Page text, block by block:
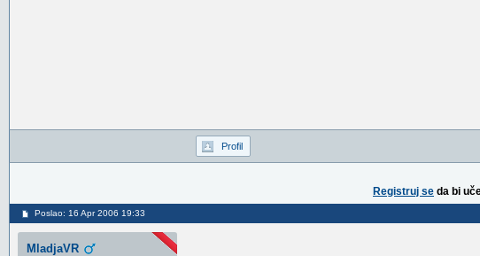
Profil
Registruj se da bi
Poslao: 16 Apr 2006 19:33
MladjaVR